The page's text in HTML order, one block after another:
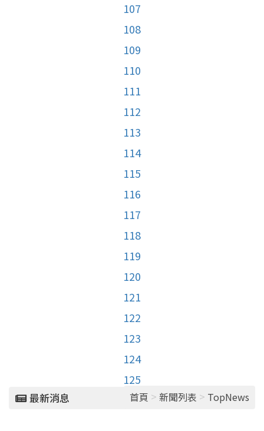
107
108
109
110
111
112
113
114
115
116
117
118
119
120
121
122
123
124
125
最新消息 首頁 > 新聞列表 > TopNews